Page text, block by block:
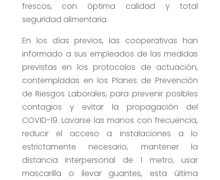
frescos, con óptima calidad y total
seguridad alimentaria.
En los días previos, las cooperativas han
informado a sus empleados de las medidas
previstas en los protocolos de actuación,
contempladas en los Planes de Prevención
de Riesgos Laborales, para prevenir posibles
contagios y evitar la propagación del
COVID-19. Lavarse las manos con frecuencia,
reducir el acceso a instalaciones a lo
estrictamente necesario, mantener la
distancia interpersonal de 1 metro, usar
mascarilla o llevar guantes, esta última